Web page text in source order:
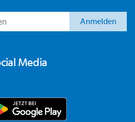
Anmelden
Media